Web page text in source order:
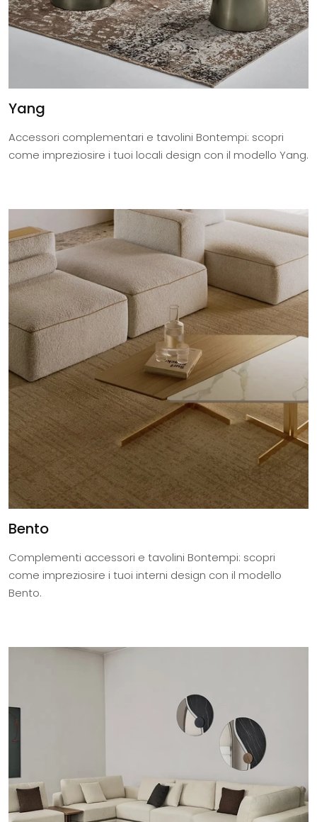
Yang
Accessori complementari e tavolini Bontempi: scopri
come impreziosire i tuoi locali design con il modello Yang.
Bento
Complementi accessori e tavolini Bontempi: scopri
come impreziosire i tuoi interni design con il modello
Bento.